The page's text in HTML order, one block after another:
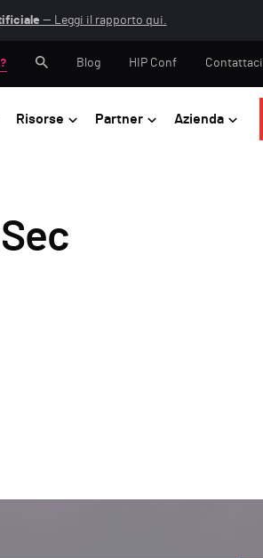
— Leggi il rapporto qui.
Risorse Partner Azienda
Blog HIP Conf Contattaci